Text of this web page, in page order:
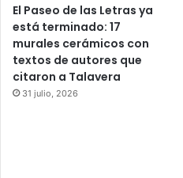
El Paseo de las Letras ya
está terminado: 17
murales cerámicos con
textos de autores que
citaron a Talavera
31 julio, 2026